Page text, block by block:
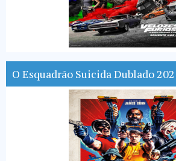
O Esquadrão Suicida Dublado